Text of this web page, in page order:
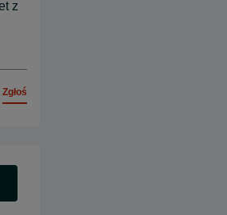
z
Zgłoś